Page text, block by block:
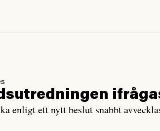
enligt ett nytt beslut snabbt